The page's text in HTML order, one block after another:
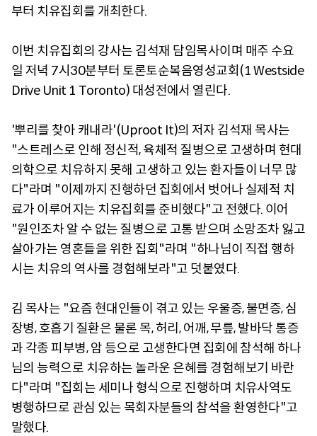
부터 치유집회를 개최한다.
이번 치유집회의 강사는 김석재 담임목사이며 매주 수요
일 저녁 7시30분부터 토론토순복음영성교회(1 Westside
Drive Unit 1 Toronto) 대성전에서 열린다.
'뿌리를 찾아 캐내라'(Uproot It)의 저자 김석재 목사는
"스트레스로 인해 정신적, 육체적 질병으로 고생하며 현대
의학으로 치유하지 못해 고생하고 있는 환자들이 너무 많
다"라며 "이제까지 진행하던 집회에서 벗어나 실제적 치
료가 이루어지는 치유집회를 준비했다"고 전했다. 이어
"원인조차 알 수 없는 질병으로 고통 받으며 소망조차 잃고
살아가는 영혼들을 위한 집회"라며 "하나님이 직접 행하
시는 치유의 역사를 경험해보라"고 덧붙였다.
김 목사는 "요즘 현대인들이 겪고 있는 우울증, 불면증, 심
장병, 호흡기 질환은 물론 목, 허리, 어깨, 무릎, 발바닥 통증
과 각종 피부병, 암 등으로 고생한다면 집회에 참석해 하나
님의 능력으로 치유하는 놀라운 은혜를 경험해보기 바란
다"라며 "집회는 세미나 형식으로 진행하며 치유사역도
병행하므로 관심 있는 목회자분들의 참석을 환영한다"고
말했다.